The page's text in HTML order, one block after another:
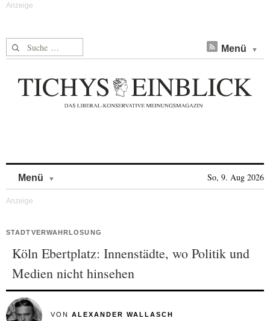
Suche nach: Menü
Menü So, 9. Aug 2026
STADTVERWAHRLOSUNG
Köln Ebertplatz: Innenstädte, wo Politik und
Medien nicht hinsehen
VON ALEXANDER WALLASCH